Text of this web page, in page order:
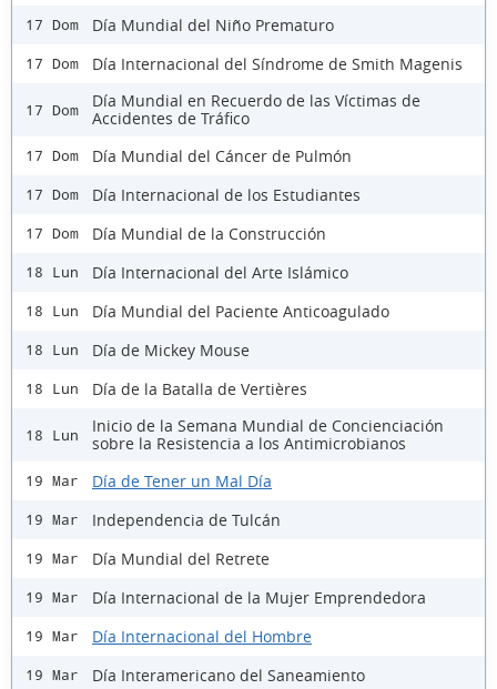
17 Dom Día Mundial del Niño Prematuro
17 Dom Día Internacional del Síndrome de Smith Magenis
17 Dom
Día Mundial en Recuerdo de las Víctimas de
Accidentes de Tráfico
17 Dom Día Mundial del Cáncer de Pulmón
17 Dom Día Internacional de los Estudiantes
17 Dom Día Mundial de la Construcción
18 Lun Día Internacional del Arte Islámico
18 Lun Día Mundial del Paciente Anticoagulado
18 Lun Día de Mickey Mouse
18 Lun Día de la Batalla de Vertières
18 Lun
Inicio de la Semana Mundial de Concienciación
sobre la Resistencia a los Antimicrobianos
19 Mar Día de Tener un Mal Día
19 Mar Independencia de Tulcán
19 Mar Día Mundial del Retrete
19 Mar Día Internacional de la Mujer Emprendedora
19 Mar Día Internacional del Hombre
19 Mar Día Interamericano del Saneamiento